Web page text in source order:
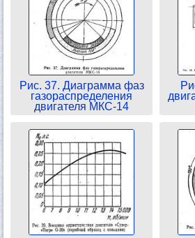
Рис. 37. Диаграмма фаз
газораспределения
двигателя МКС-14